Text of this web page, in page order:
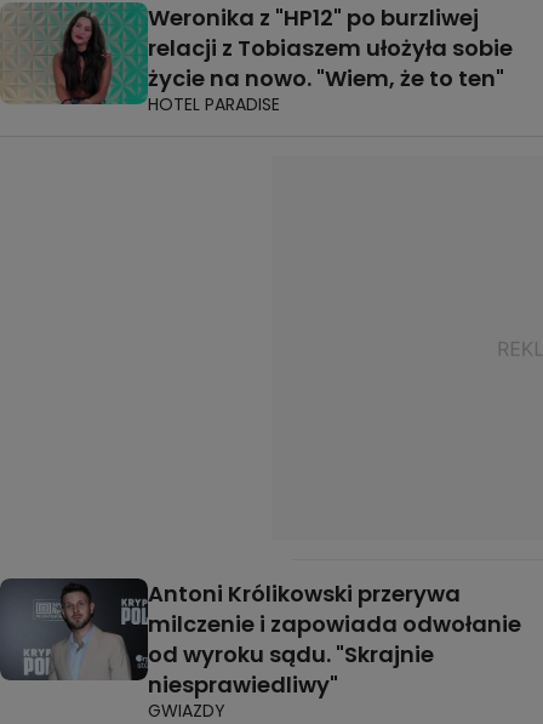
Weronika z "HP12" po burzliwej
relacji z Tobiaszem ułożyła sobie
życie na nowo. "Wiem, że to ten"
HOTEL PARADISE
Antoni Królikowski przerywa
milczenie i zapowiada odwołanie
od wyroku sądu. "Skrajnie
niesprawiedliwy"
GWIAZDY